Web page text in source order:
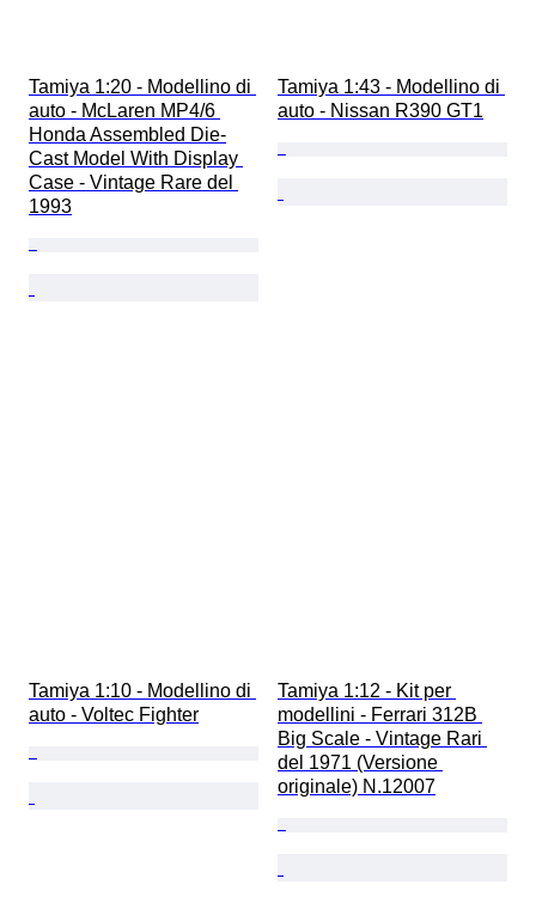
Tamiya 1:20 - Modellino di
auto - McLaren MP4/6
Honda Assembled Die-
Cast Model With Display
Case - Vintage Rare del
1993
Tamiya 1:43 - Modellino di
auto - Nissan R390 GT1
Tamiya 1:10 - Modellino di
auto - Voltec Fighter
Tamiya 1:12 - Kit per
modellini - Ferrari 312B
Big Scale - Vintage Rari
del 1971 (Versione
originale) N.12007